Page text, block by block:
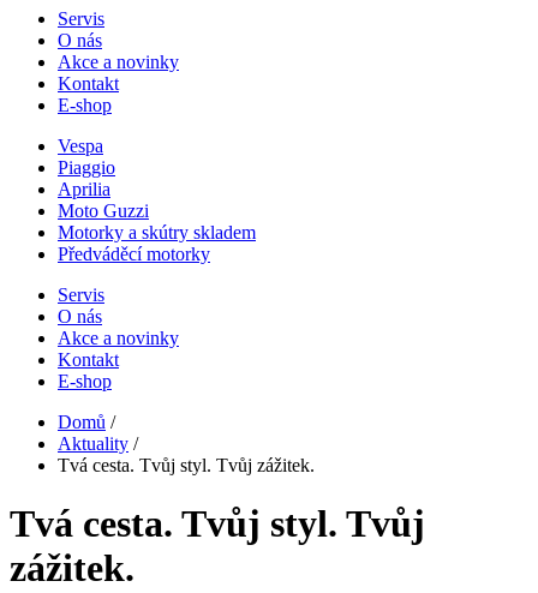
Hlavní
navigace
Servis
O nás
Akce a novinky
Kontakt
E-shop
Doplňková
navigace
Vespa
Piaggio
Aprilia
Moto Guzzi
Motorky a skútry skladem
Předváděcí motorky
Hlavní
navigace
Servis
O nás
Akce a novinky
Kontakt
E-shop
Drobečková
Domů /
Aktuality /
Tvá cesta. Tvůj styl. Tvůj zážitek.
Tvá cesta. Tvůj styl. Tvůj
zážitek.